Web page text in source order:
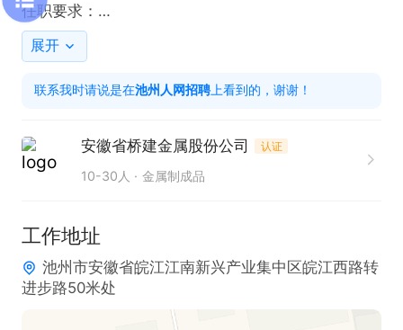
任职要求：
1. 具备良好的责任心，能够认真对待生产任务。
2. 拥有较强的学习能力，即使经验欠缺也无需担忧，
会有专人带领。
展开
联系我时请说是在池州人网招聘 上看到的，谢谢！
安徽省桥建金属股份公司 认证
10-30人 金属制成品
工作地址
池州市安徽省皖江江南新兴产业集中区皖江西路转
进步路50米处